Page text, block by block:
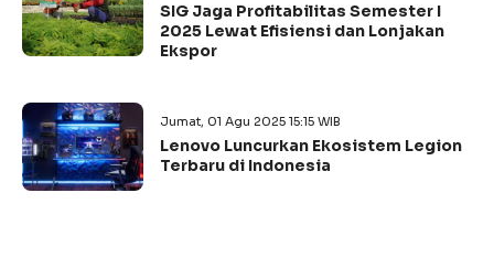
SIG Jaga Profitabilitas Semester I
2025 Lewat Efisiensi dan Lonjakan
Ekspor
Jumat, 01 Agu 2025 15:15 WIB
Lenovo Luncurkan Ekosistem Legion
Terbaru di Indonesia